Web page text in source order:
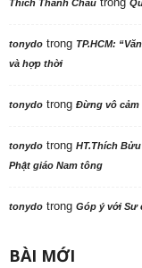
Thích Thanh Châu
tonydo trong TP.HCM:
và hợp thời
tonydo trong Đừng vô cảm
tonydo trong HT.Thích
Phật giáo Nam tông
tonydo trong Góp ý với Sư
BÀI MỚI